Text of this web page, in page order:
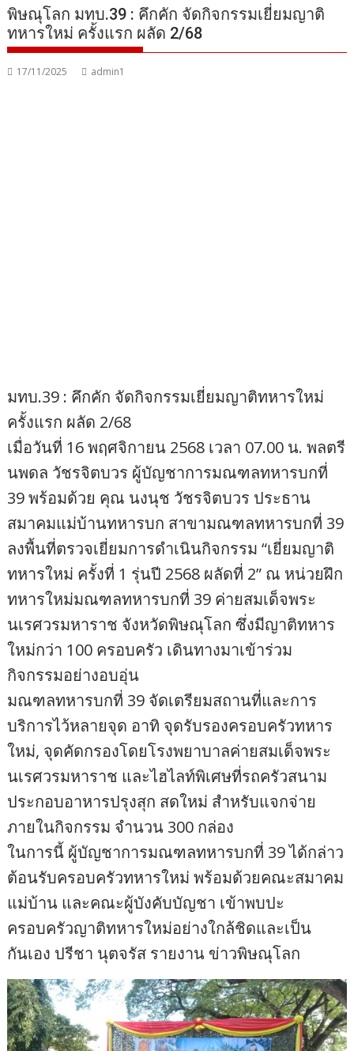
พิษณุโลก มทบ.39 : คึกคัก จัดกิจกรรมเยี่ยมญาติ
ทหารใหม่ ครั้งแรก ผลัด 2/68
17/11/2025 admin1
มทบ.39 : คึกคัก จัดกิจกรรมเยี่ยมญาติทหารใหม่
ครั้งแรก ผลัด 2/68
เมื่อวันที่ 16 พฤศจิกายน 2568 เวลา 07.00 น. พลตรี
นพดล วัชรจิตบวร ผู้บัญชาการมณฑลทหารบกที่
39 พร้อมด้วย คุณ นงนุช วัชรจิตบวร ประธาน
สมาคมแม่บ้านทหารบก สาขามณฑลทหารบกที่ 39
ลงพื้นที่ตรวจเยี่ยมการดำเนินกิจกรรม “เยี่ยมญาติ
ทหารใหม่ ครั้งที่ 1 รุ่นปี 2568 ผลัดที่ 2” ณ หน่วยฝึก
ทหารใหม่มณฑลทหารบกที่ 39 ค่ายสมเด็จพระ
นเรศวรมหาราช จังหวัดพิษณุโลก ซึ่งมีญาติทหาร
ใหม่กว่า 100 ครอบครัว เดินทางมาเข้าร่วม
กิจกรรมอย่างอบอุ่น
มณฑลทหารบกที่ 39 จัดเตรียมสถานที่และการ
บริการไว้หลายจุด อาทิ จุดรับรองครอบครัวทหาร
ใหม่, จุดคัดกรองโดยโรงพยาบาลค่ายสมเด็จพระ
นเรศวรมหาราช และไฮไลท์พิเศษที่รถครัวสนาม
ประกอบอาหารปรุงสุก สดใหม่ สำหรับแจกจ่าย
ภายในกิจกรรม จำนวน 300 กล่อง
ในการนี้ ผู้บัญชาการมณฑลทหารบกที่ 39 ได้กล่าว
ต้อนรับครอบครัวทหารใหม่ พร้อมด้วยคณะสมาคม
แม่บ้าน และคณะผู้บังคับบัญชา เข้าพบปะ
ครอบครัวญาติทหารใหม่อย่างใกล้ชิดและเป็น
กันเอง ปรีชา นุตจรัส รายงาน ข่าวพิษณุโลก